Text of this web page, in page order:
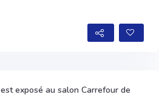
est exposé au salon Carrefour de